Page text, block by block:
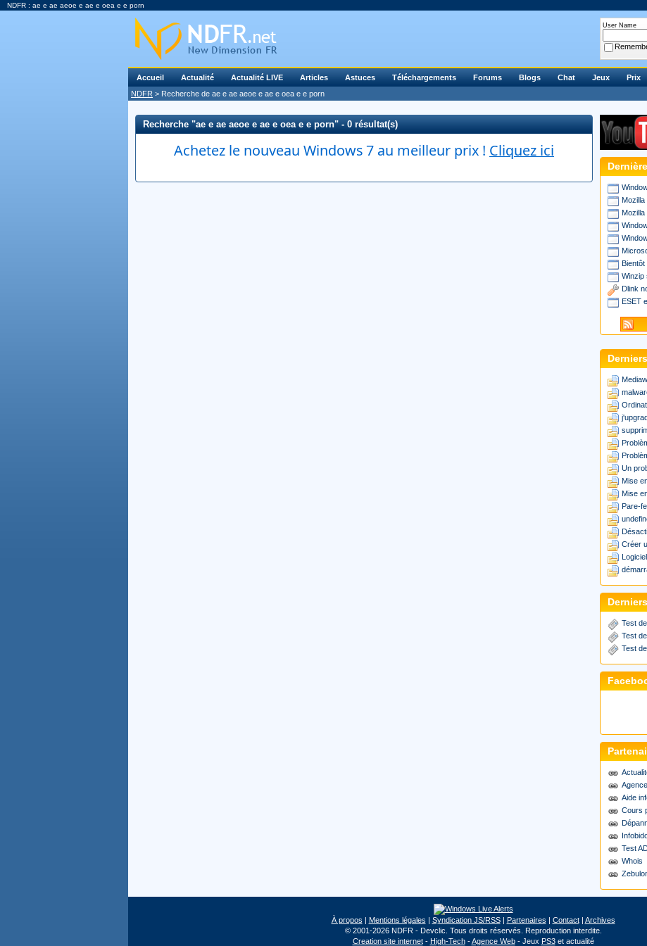
NDFR : ae e ae aeoe e ae e oea e e porn
Accueil Actualité Actualité LIVE Articles Astuces Téléchargements Forums Blogs Chat Jeux
Prix
NDFR > Recherche de ae e ae aeoe e ae e oea e e porn
User Name
Recherche "ae e ae aeoe e ae e oea e e porn" - 0 résultat(s)
Achetez le nouveau Windows 7 au meilleur prix ! Cliquez ici
Mozilla
Mozilla
Winzip
Dlink
ESET
Un
Mise
Mise
Pare-
Créer
Test
Test
Test
Aide
Cours
Test
Whois
À propos | Mentions légales | Syndication JS/RSS| Partenaires | Contact| Archives
© 2001-2026 NDFR - Devclic. Tous droits réservés. Reproduction interdite.
Creation site internet- High-Tech-Agence Web- Jeux PS3et actualité